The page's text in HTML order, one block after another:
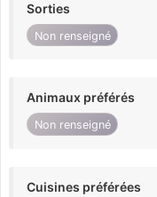
Sorties
Non renseigné
Animaux préférés
Non renseigné
Cuisines préférées